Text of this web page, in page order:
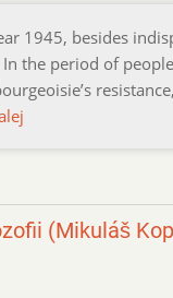
1945, besides
the period of
(Mikuláš